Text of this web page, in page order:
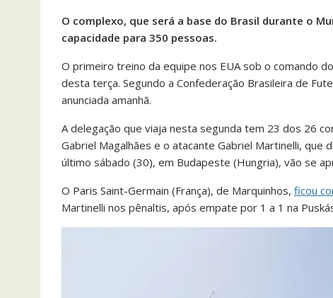
O complexo, que será a base do Brasil durante o
capacidade para 350 pessoas.
O primeiro treino da equipe nos EUA sob o comando
desta terça. Segundo a Confederação Brasileira de
anunciada amanhã.
A delegação que viaja nesta segunda tem 23 dos 26
Gabriel Magalhães e o atacante Gabriel Martinelli, que
último sábado (30), em Budapeste (Hungria), vão se
O Paris Saint-Germain (França), de Marquinhos, ficou
Martinelli nos pênaltis, após empate por 1 a 1 na